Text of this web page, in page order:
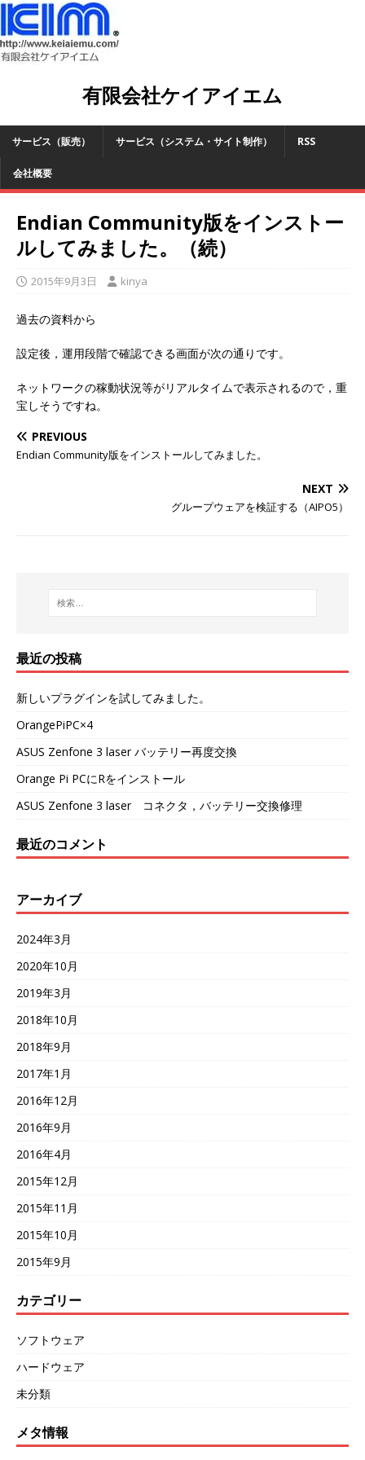
有限会社ケイアイエム
サービス（販売） サービス（システム・サイト制作） RSS
会社概要
Endian Community版をインストー
ルしてみました。（続）
2015年9月3日 kinya
過去の資料から
設定後，運用段階で確認できる画面が次の通りです。
ネットワークの稼動状況等がリアルタイムで表示されるので，重
宝しそうですね。
PREVIOUS
Endian Community版をインストールしてみました。
NEXT
グループウェアを検証する（AIPO5）
最近の投稿
新しいプラグインを試してみました。
OrangePiPC×4
ASUS Zenfone 3 laser バッテリー再度交換
Orange Pi PCにRをインストール
ASUS Zenfone 3 laser コネクタ，バッテリー交換修理
最近のコメント
アーカイブ
2024年3月
2020年10月
2019年3月
2018年10月
2018年9月
2017年1月
2016年12月
2016年9月
2016年4月
2015年12月
2015年11月
2015年10月
2015年9月
カテゴリー
ソフトウェア
ハードウェア
未分類
メタ情報